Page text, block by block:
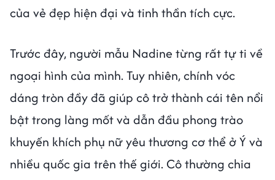
của vẻ đẹp hiện đại và tinh thần tích cực.
Trước đây, người mẫu Nadine từng rất tự ti về
ngoại hình của mình. Tuy nhiên, chính vóc
dáng tròn đầy đã giúp cô trở thành cái tên nổi
bật trong làng mốt và dẫn đầu phong trào
khuyến khích phụ nữ yêu thương cơ thể ở Ý và
nhiều quốc gia trên thế giới. Cô thường chia